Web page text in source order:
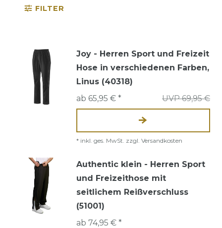
FILTER
Joy - Herren Sport und Freizeit
Hose in verschiedenen Farben,
Linus (40318)
UVP 69,95 €
ab 65,95 € *
* inkl. ges. MwSt. zzgl. Versandkosten
Authentic klein - Herren Sport
und Freizeithose mit
seitlichem Reißverschluss
(51001)
ab 74,95 € *